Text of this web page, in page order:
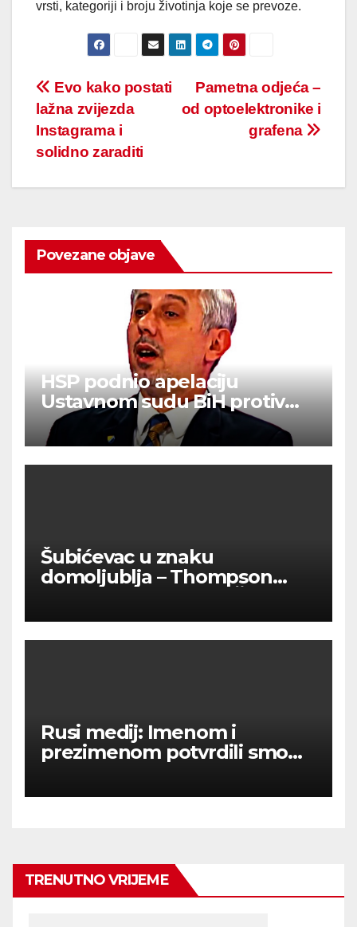
vrsti, kategoriji i broju životinja koje se prevoze.
Post
navigation
Pametna odjeća –
od optoelektronike i
grafena
Evo kako postati
lažna zvijezda
Instagrama i
solidno zaraditi
Povezane objave
HSP podnio apelaciju
Ustavnom sudu BiH protiv
ovjere kandidature Slavena
Kovačevića
Šubićevac u znaku
domoljublja – Thompson
Rusi medij: Imenom i
prezimenom potvrdili smo
Ukraini.
TRENUTNO VRIJEME